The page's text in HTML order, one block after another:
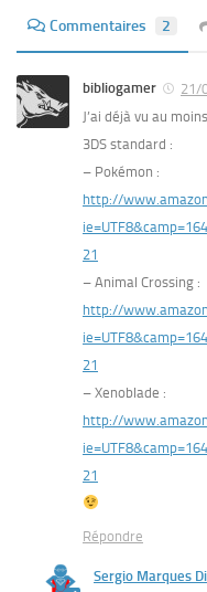
Commentaires 2
bibliogamer
21/
J’ai déjà vu au
3DS standard :
– Pokémon :
http://
21
– Animal Crossing :
http://
21
– Xenoblade :
http://
21
Répondre
Sergio Marques